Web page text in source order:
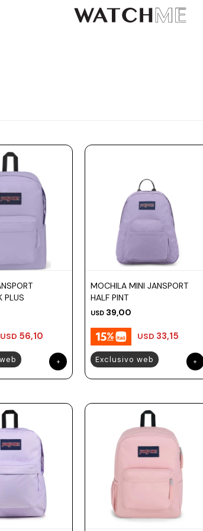
PLUS
USD 56,10
MOCHILA MINI JANSPORT
HALF PINT
USD 39,00
USD 33,15
Exclusivo web